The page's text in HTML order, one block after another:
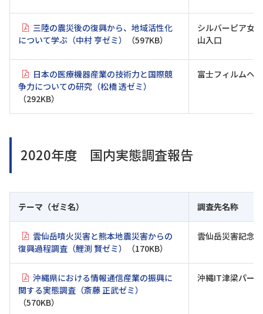
三陸の震災後の復興から、地域活性化
について学ぶ（中村 亨ゼミ）
（597KB）
シルバーピア女
山入口
日本の医療機器産業の技術力と国際競
争力についての研究（松橋 透ゼミ）
（292KB）
富士フィルムヘ
2020年度 国内実態調査報告
テーマ（ゼミ名） 調査先名称
雲仙岳噴火災害と熊本地震災害からの
復興過程調査（鯉渕 賢ゼミ）
（170KB）
雲仙岳災害記念
沖縄県における情報通信産業の振興に
関する実態調査（斎藤 正武ゼミ）
（570KB）
沖縄IT津梁パーク